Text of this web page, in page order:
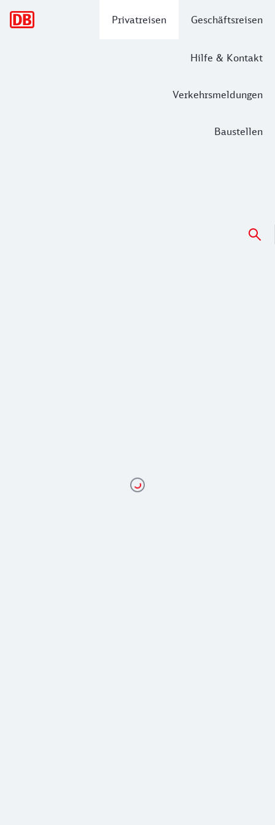
Privatreisen Geschäftsreisen
Hilfe & Kontakt
Verkehrsmeldungen
Baustellen